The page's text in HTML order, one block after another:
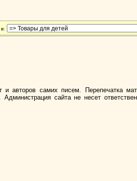
авторов самих писем. Перепечатка
сайта не несет